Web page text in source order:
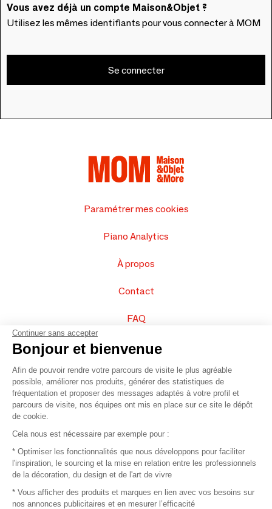
Vous avez déjà un compte Maison&Objet ?
Utilisez les mêmes identifiants pour vous connecter à MOM
Se connecter
Paramétrer mes cookies
Piano Analytics
À propos
Contact
FAQ
Vendez vos produits
Plan du site
© 2016 –Organisation SAFI
Recrutement
Continuer sans accepter
Bonjour et bienvenue
Afin de pouvoir rendre votre parcours de visite le plus agréable
possible, améliorer nos produits, générer des statistiques de
fréquentation et proposer des messages adaptés à votre profil et
parcours de visite, nos équipes ont mis en place sur ce site le dépôt
de cookie.
Cela nous est nécessaire par exemple pour :
* Optimiser les fonctionnalités que nous développons pour faciliter
l'inspiration, le sourcing et la mise en relation entre les professionnels
de la décoration, du design et de l'art de vivre
* Vous afficher des produits et marques en lien avec vos besoins sur
nos annonces publicitaires et en mesurer l’efficacité